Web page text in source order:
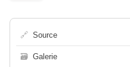
🔗 Source
🗃 Galerie